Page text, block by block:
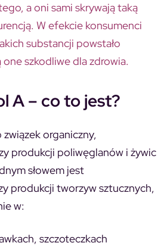
a oni sami skrywają taką
W efekcie konsumenci
substancji powstało
szkodliwe dla zdrowia.
A – co to jest?
organiczny,
produkcji poliwęglanów i żywic
słowem jest
produkcji tworzyw sztucznych,
w:
szczoteczkach